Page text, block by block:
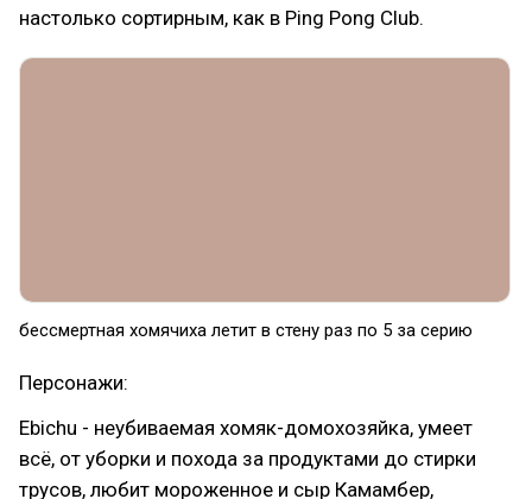
настолько сортирным, как в Ping Pong Club.
бессмертная хомячиха летит в стену раз по 5 за серию
Персонажи:
Ebichu - неубиваемая хомяк-домохозяйка, умеет
всё, от уборки и похода за продуктами до стирки
трусов, любит мороженное и сыр Камамбер,